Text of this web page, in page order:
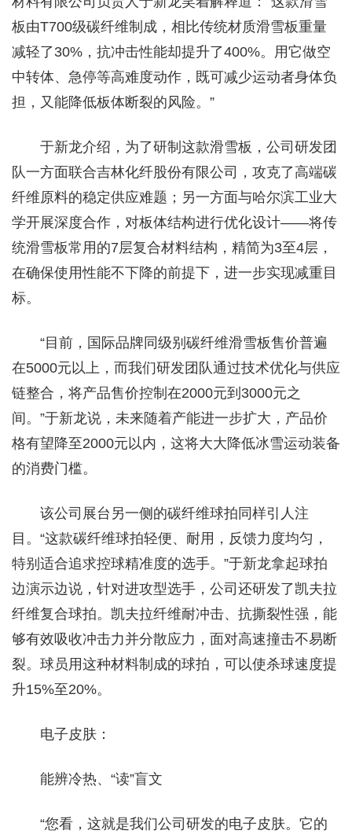
板由T700级碳纤维制成，相比传统材质滑雪板重量
减轻了30%，抗冲击性能却提升了400%。用它做空
中转体、急停等高难度动作，既可减少运动者身体负
担，又能降低板体断裂的风险。”
于新龙介绍，为了研制这款滑雪板，公司研发团
队一方面联合吉林化纤股份有限公司，攻克了高端碳
纤维原料的稳定供应难题；另一方面与哈尔滨工业大
学开展深度合作，对板体结构进行优化设计——将传
统滑雪板常用的7层复合材料结构，精简为3至4层，
在确保使用性能不下降的前提下，进一步实现减重目
标。
“目前，国际品牌同级别碳纤维滑雪板售价普遍
在5000元以上，而我们研发团队通过技术优化与供应
链整合，将产品售价控制在2000元到3000元之
间。”于新龙说，未来随着产能进一步扩大，产品价
格有望降至2000元以内，这将大大降低冰雪运动装备
的消费门槛。
该公司展台另一侧的碳纤维球拍同样引人注
目。“这款碳纤维球拍轻便、耐用，反馈力度均匀，
特别适合追求控球精准度的选手。”于新龙拿起球拍
边演示边说，针对进攻型选手，公司还研发了凯夫拉
纤维复合球拍。凯夫拉纤维耐冲击、抗撕裂性强，能
够有效吸收冲击力并分散应力，面对高速撞击不易断
裂。球员用这种材料制成的球拍，可以使杀球速度提
升15%至20%。
电子皮肤：
能辨冷热、“读”盲文
“您看，这就是我们公司研发的电子皮肤。它的